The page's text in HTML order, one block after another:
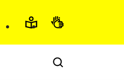
(Öffnet in neuem Fenster)